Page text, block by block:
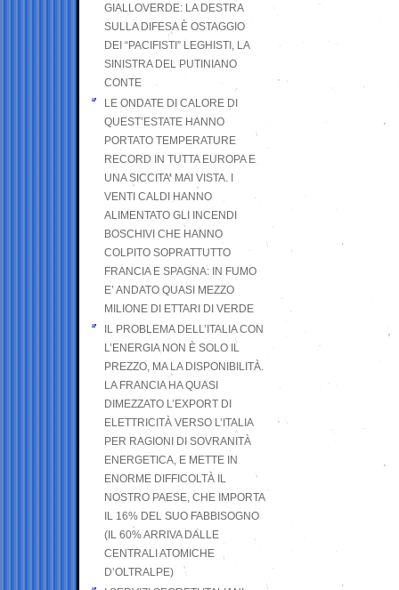
GIALLOVERDE: LA DESTRA
SULLA DIFESA È OSTAGGIO
DEI “PACIFISTI” LEGHISTI, LA
SINISTRA DEL PUTINIANO
CONTE
LE ONDATE DI CALORE DI
QUEST’ESTATE HANNO
PORTATO TEMPERATURE
RECORD IN TUTTA EUROPA E
UNA SICCITA’ MAI VISTA. I
VENTI CALDI HANNO
ALIMENTATO GLI INCENDI
BOSCHIVI CHE HANNO
COLPITO SOPRATTUTTO
FRANCIA E SPAGNA: IN FUMO
E’ ANDATO QUASI MEZZO
MILIONE DI ETTARI DI VERDE
IL PROBLEMA DELL’ITALIA CON
L’ENERGIA NON È SOLO IL
PREZZO, MA LA DISPONIBILITÀ.
LA FRANCIA HA QUASI
DIMEZZATO L’EXPORT DI
ELETTRICITÀ VERSO L’ITALIA
PER RAGIONI DI SOVRANITÀ
ENERGETICA, E METTE IN
ENORME DIFFICOLTÀ IL
NOSTRO PAESE, CHE IMPORTA
IL 16% DEL SUO FABBISOGNO
(IL 60% ARRIVA DALLE
CENTRALI ATOMICHE
D’OLTRALPE)